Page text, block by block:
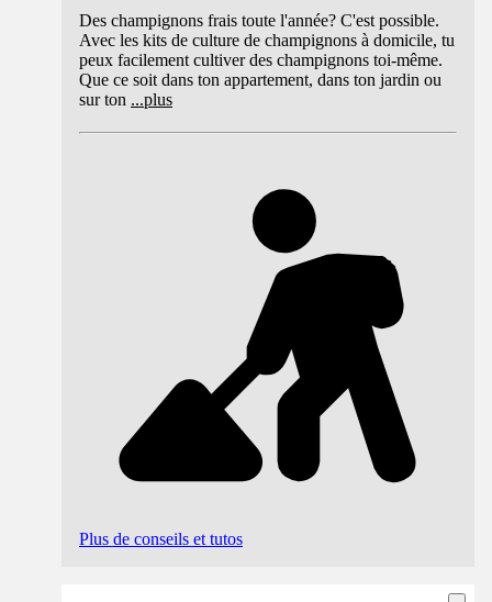
Des champignons frais toute l'année? C'est possible.
Avec les kits de culture de champignons à domicile, tu
peux facilement cultiver des champignons toi-même.
Que ce soit dans ton appartement, dans ton jardin ou
sur ton ...plus
Plus de conseils et tutos